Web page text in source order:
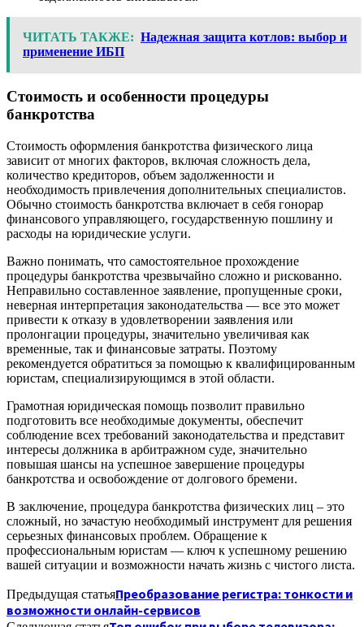
ЧИТАТЬ ТАКЖЕ: Надежная защита котлов: выбор и
применение ИБП
Стоимость и особенности процедуры
банкротства
Стоимость оформления банкротства физического лица
зависит от многих факторов, включая сложность дела,
количество кредиторов, объем задолженности и
необходимость привлечения дополнительных специалистов.
Обычно стоимость банкротства включает в себя гонорар
финансового управляющего, государственную пошлину и
расходы на юридические услуги.
Важно понимать, что самостоятельное прохождение
процедуры банкротства чрезвычайно сложно и рискованно.
Неправильно составленное заявление, пропущенные сроки,
неверная интерпретация законодательства — все это может
привести к отказу в удовлетворении заявления или
пролонгации процедуры, значительно увеличивая как
временные, так и финансовые затраты. Поэтому
рекомендуется обратиться за помощью к квалифицированным
юристам, специализирующимся в этой области.
Грамотная юридическая помощь позволит правильно
подготовить все необходимые документы, обеспечит
соблюдение всех требований законодательства и представит
интересы должника в арбитражном суде, значительно
повышая шансы на успешное завершение процедуры
банкротства и освобождение от долгового бремени.
В заключение, процедура банкротства физических лиц – это
сложный, но зачастую необходимый инструмент для решения
серьезных финансовых проблем. Обращение к
профессиональным юристам — ключ к успешному решению
вашей ситуации и возможности начать жизнь с чистого листа.
Предыдущая статьяПреобразование регистра: тонкости и
возможности онлайн-сервисов